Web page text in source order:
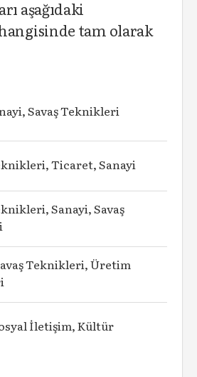
aşağıdaki
tam olarak
Savaş Teknikleri
Ticaret, Sanayi
Sanayi, Savaş
Teknikleri, Üretim
İletişim, Kültür